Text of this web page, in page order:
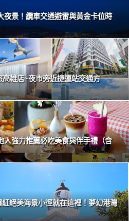
夜景！纜車交通避雷與黃金卡位時
雄店~夜市旁近捷運站交通方
人強力推薦必吃美食與伴手禮（含
絕美海景小徑就在這裡！夢幻港灣